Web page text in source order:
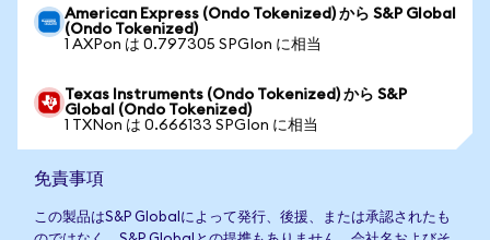
American Express (Ondo Tokenized) から S&P Global
(Ondo Tokenized)
1 AXPon は 0.797305 SPGIon に相当
Texas Instruments (Ondo Tokenized) から S&P
Global (Ondo Tokenized)
1 TXNon は 0.666133 SPGIon に相当
免責事項
この製品はS&P Globalによって発行、後援、または承認されたも